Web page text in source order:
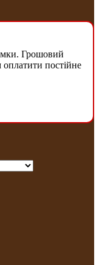
Грошовий
постійне